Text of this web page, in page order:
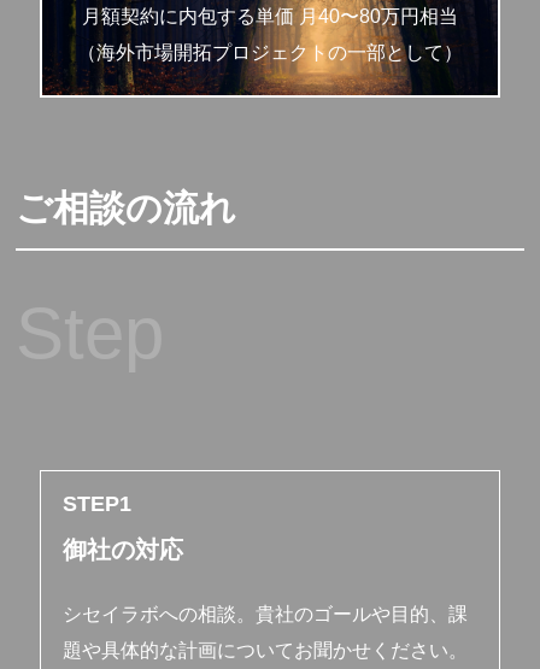
月額契約に内包する単価 月40〜80万円相当
（海外市場開拓プロジェクトの一部として）
ご相談の流れ
STEP
御社の対応
シセイラボへの相談。貴社のゴールや目的、課
題や具体的な計画についてお聞かせください。